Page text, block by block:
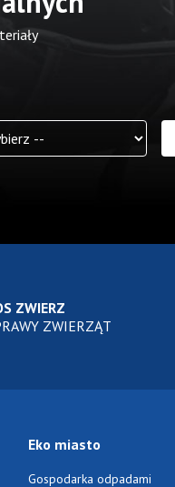
ZWIERZ
ZWIERZĄT
Eko miasto
Gospodarka odpadami